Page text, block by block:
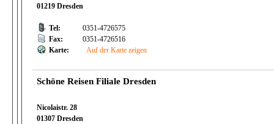
01219 Dresden
Tel:
0351-4726575
Fax:
0351-4726516
Karte:
Auf der Karte zeigen
Schöne Reisen Filiale Dresden
Nicolaistr. 28
01307 Dresden